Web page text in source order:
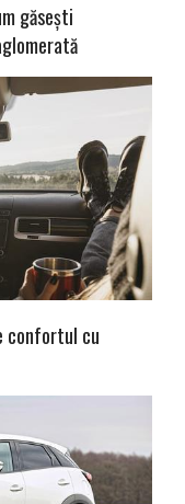
găsești
confortul cu